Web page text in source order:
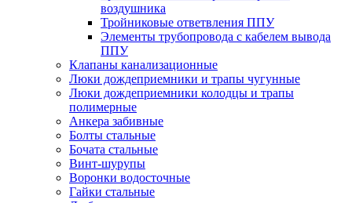
воздушника
Тройниковые ответвления ППУ
Элементы трубопровода с кабелем вывода
ППУ
Клапаны канализационные
Люки дождеприемники и трапы чугунные
Люки дождеприемники колодцы и трапы
полимерные
Анкера забивные
Болты стальные
Бочата стальные
Винт-шурупы
Воронки водосточные
Гайки стальные